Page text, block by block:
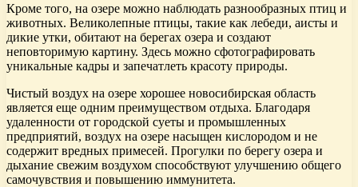
Кроме того, на озере можно наблюдать разнообразных птиц и
животных. Великолепные птицы, такие как лебеди, аисты и
дикие утки, обитают на берегах озера и создают
неповторимую картину. Здесь можно сфотографировать
уникальные кадры и запечатлеть красоту природы.
Чистый воздух на озере хорошее новосибирская область
является еще одним преимуществом отдыха. Благодаря
удаленности от городской суеты и промышленных
предприятий, воздух на озере насыщен кислородом и не
содержит вредных примесей. Прогулки по берегу озера и
дыхание свежим воздухом способствуют улучшению общего
самочувствия и повышению иммунитета.